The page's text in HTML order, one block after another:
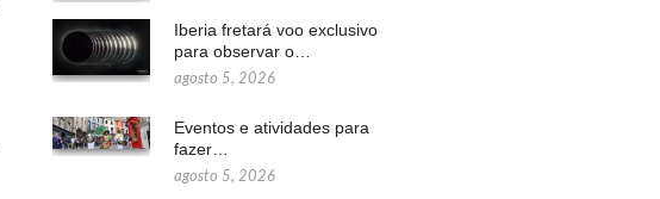
Iberia fretará voo exclusivo
para observar o…
agosto 5, 2026
Eventos e atividades para
fazer…
agosto 5, 2026